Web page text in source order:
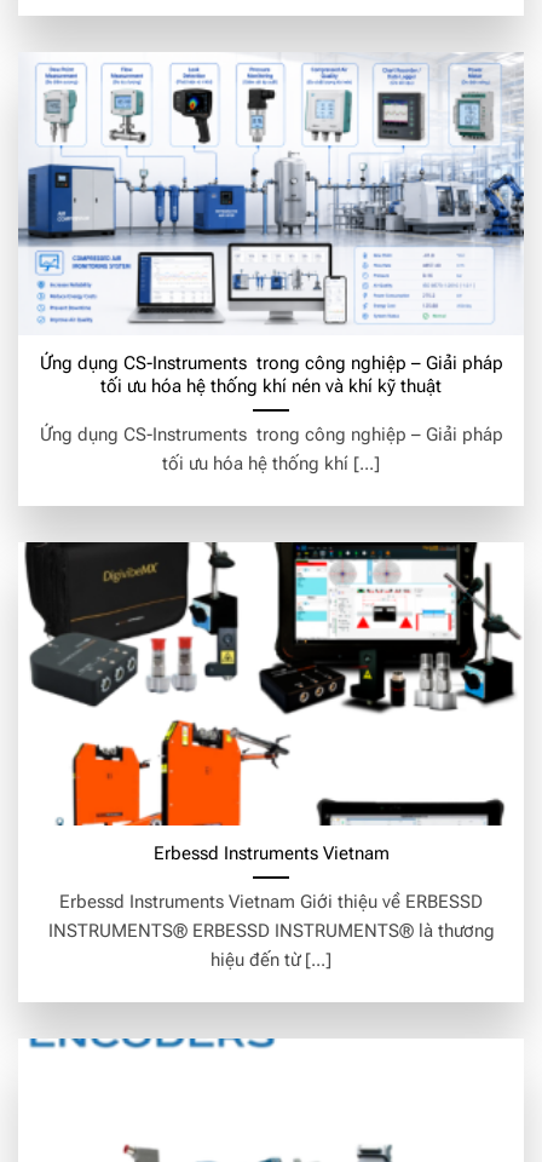
Ứng dụng CS-Instruments trong công nghiệp – Giải pháp
tối ưu hóa hệ thống khí nén và khí kỹ thuật
Ứng dụng CS-Instruments trong công nghiệp – Giải pháp
tối ưu hóa hệ thống khí [...]
Erbessd Instruments Vietnam
Erbessd Instruments Vietnam Giới thiệu về ERBESSD
INSTRUMENTS® ERBESSD INSTRUMENTS® là thương
hiệu đến từ [...]